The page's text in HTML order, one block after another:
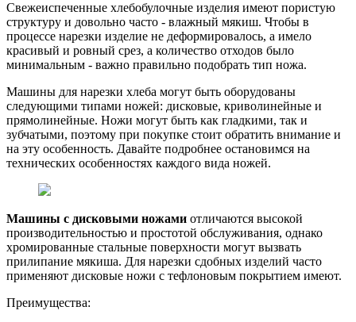
Свежеиспеченные хлебобулочные изделия имеют пористую
структуру и довольно часто - влажный мякиш. Чтобы в
процессе нарезки изделие не деформировалось, а имело
красивый и ровный срез, а количество отходов было
минимальным - важно правильно подобрать тип ножа.
Машины для нарезки хлеба могут быть оборудованы
следующими типами ножей: дисковые, криволинейные и
прямолинейные. Ножи могут быть как гладкими, так и
зубчатыми, поэтому при покупке стоит обратить внимание и
на эту особенность. Давайте подробнее остановимся на
технических особенностях каждого вида ножей.
Машины с дисковыми ножами отличаются высокой
производительностью и простотой обслуживания, однако
хромированные стальные поверхности могут вызвать
прилипание мякиша. Для нарезки сдобных изделий часто
применяют дисковые ножи с тефлоновым покрытием имеют.
Преимущества: